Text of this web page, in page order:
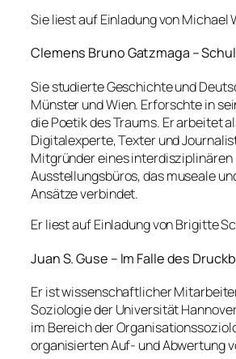
Sie liest auf Einladung von Michael
Clemens Bruno Gatzmaga –
Sie studierte Geschichte und
Münster und Wien. Erforschte in
die Poetik des Traums. Er arbeitet
Digitalexperte, Texter und
Mitgründer eines interdisziplinären
Ausstellungsbüros, das museale
Ansätze verbindet.
Er liest auf Einladung von Brigitte
Juan S. Guse – Im Falle des
Er ist wissenschaftlicher
Soziologie der Universität
im Bereich der
organisierten Auf- und Abwertung